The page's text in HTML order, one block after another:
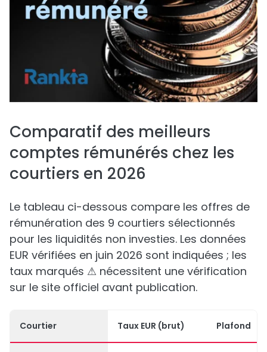
Comparatif des meilleurs
comptes rémunérés chez les
courtiers en 2026
Le tableau ci-dessous compare les offres de
rémunération des 9 courtiers sélectionnés
pour les liquidités non investies. Les données
EUR vérifiées en juin 2026 sont indiquées ; les
taux marqués ⚠ nécessitent une vérification
sur le site officiel avant publication.
Courtier Taux EUR (brut) Plafond